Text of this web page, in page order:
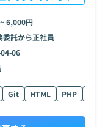
6,000円
委託から正社員
06
Git HTML PHP